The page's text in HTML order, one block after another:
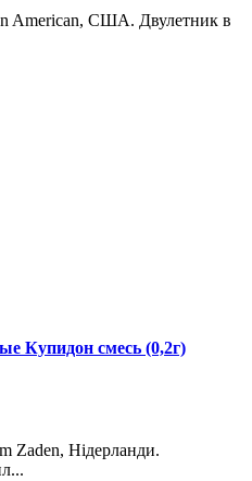
American, США. Двулетник в
Купидон смесь (0,2г)
Zaden, Нідерланди.